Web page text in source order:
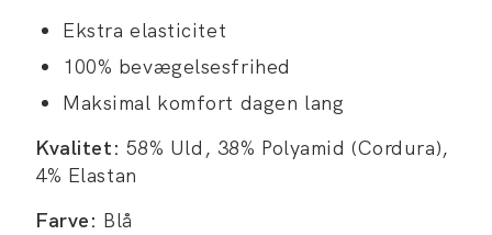
Ekstra elasticitet
100% bevægelsesfrihed
Maksimal komfort dagen lang
Kvalitet: 58% Uld, 38% Polyamid (Cordura),
4% Elastan
Farve: Blå